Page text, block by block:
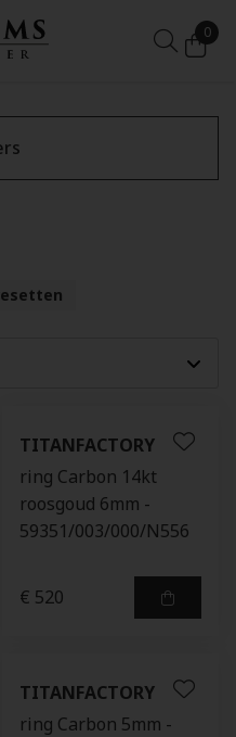
0
TITANFACTORY
ring Carbon 14kt
roosgoud 6mm -
59351/003/000/N556
€ 520
TITANFACTORY
ring Carbon 5mm -